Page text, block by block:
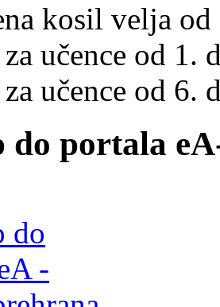
kosil velja
učence od 1.
učence od 6.
do portala